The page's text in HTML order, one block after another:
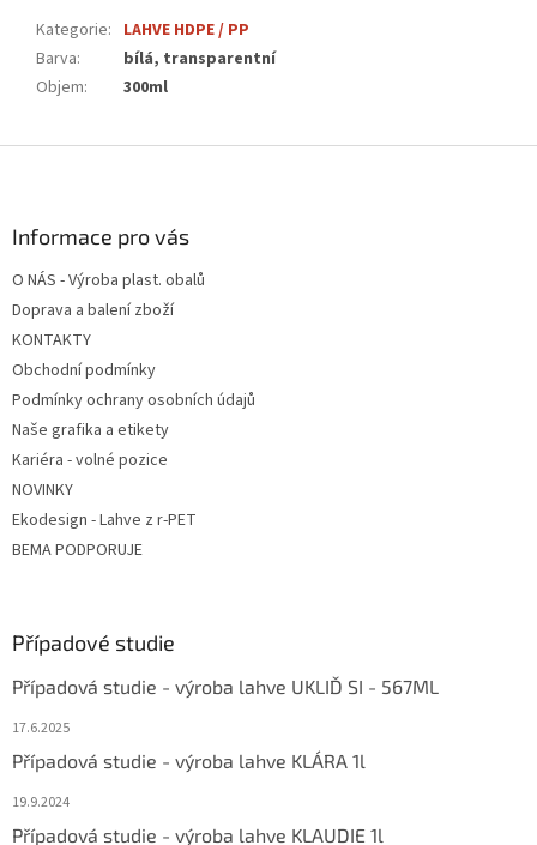
Kategorie: LAHVE HDPE / PP
Barva:
bílá, transparentní
Objem: 300ml
Informace pro vás
O NÁS - Výroba plast. obalů
Doprava a balení zboží
KONTAKTY
Obchodní podmínky
Podmínky ochrany osobních údajů
Naše grafika a etikety
Kariéra - volné pozice
NOVINKY
Ekodesign - Lahve z r-PET
BEMA PODPORUJE
Případové studie
Případová studie - výroba lahve UKLIĎ SI - 567ML
17.6.2025
Případová studie - výroba lahve KLÁRA 1l
19.9.2024
Případová studie - výroba lahve KLAUDIE 1l